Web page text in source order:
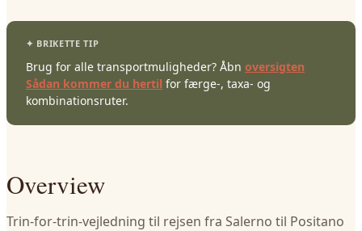
Brug for alle transportmuligheder? Åbn oversigten
Sådan kommer du hertil for færge-, taxa- og
kombinationsruter.
Overview
Trin-for-trin-vejledning til rejsen fra Salerno til Positano